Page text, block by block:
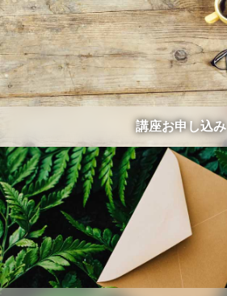
講座お申し込み